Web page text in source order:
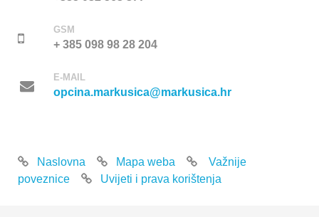
GSM
+ 385 098 98 28 204
E-MAIL
opcina.markusica@markusica.hr
Naslovna Mapa weba
Važnije
poveznice
Uvijeti i prava korištenja